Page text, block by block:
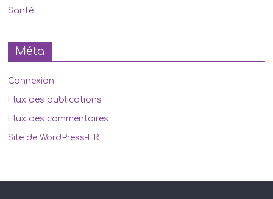
Santé
Méta
Connexion
Flux des publications
Flux des commentaires
Site de WordPress-FR